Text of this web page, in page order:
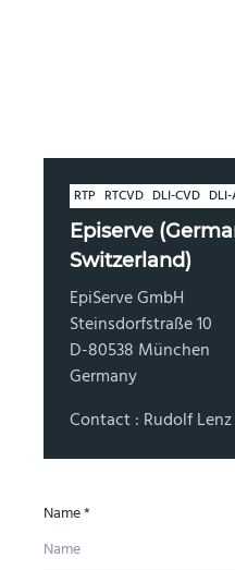
RTP RTCVD DLI-CVD
Episerve
Switzerland)
EpiServe GmbH
Steinsdorfstraße 10
D-80538 München
Germany
Contact : Rudolf Lenz
Name *